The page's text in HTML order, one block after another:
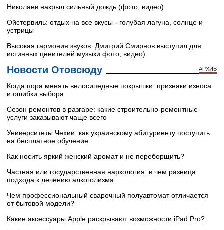
Николаев накрыл сильный дождь (фото, видео)
Ойстервиль: отдых на все вкусы - голубая лагуна, солнце и
устрицы
Высокая гармония звуков: Дмитрий Смирнов выступил для
истинных ценителей музыки фото, видео)
Новости Отовсюду АРХИВ
Когда пора менять велосипедные покрышки: признаки износа
и ошибки выбора
Сезон ремонтов в разгаре: какие строительно-ремонтные
услуги заказывают чаще всего
Университеты Чехии: как украинскому абитуриенту поступить
на бесплатное обучение
Как носить яркий женский аромат и не переборщить?
Частная или государственная наркология: в чем разница
подхода к лечению алкоголизма
Чем профессиональный сварочный полуавтомат отличается
от бытовой модели?
Какие аксессуары Apple раскрывают возможности iPad Pro?